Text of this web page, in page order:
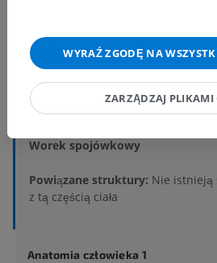
Anatomia człowieka 2
Ciało ludzkie > Układy
Narządy zmysłów> Oko>
Worek spojówkowy
Powiązane struktury: Nie istnieją
z tą częścią ciała
Anatomia człowieka 1
WYRAŹ ZGODĘ NA
ZARZĄDZAJ PLIKAMI